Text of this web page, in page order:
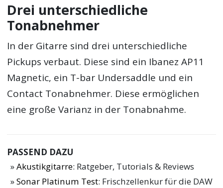
Drei unterschiedliche
Tonabnehmer
In der Gitarre sind drei unterschiedliche
Pickups verbaut. Diese sind ein Ibanez AP11
Magnetic, ein T-bar Undersaddle und ein
Contact Tonabnehmer. Diese ermöglichen
eine große Varianz in der Tonabnahme.
PASSEND DAZU
Akustikgitarre: Ratgeber, Tutorials & Reviews
Sonar Platinum Test: Frischzellenkur für die DAW